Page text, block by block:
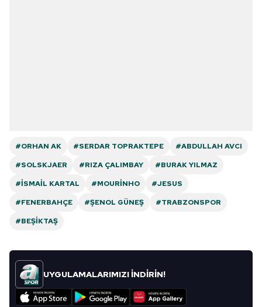
#ORHAN AK #SERDAR TOPRAKTEPE
#ABDULLAH AVCI
#SOLSKJAER
#RIZA ÇALIMBAY
#BURAK YILMAZ
#İSMAIL KARTAL
#MOURINHO
#JESUS
#FENERBAHÇE
#ŞENOL GÜNEŞ
#TRABZONSPOR
#BEŞIKTAŞ
UYGULAMALARIMIZI İNDİRİN!